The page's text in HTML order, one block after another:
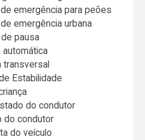
emergência para peões
emergência urbana
pausa
automática
transversal
Estabilidade
do condutor
do condutor
do veículo